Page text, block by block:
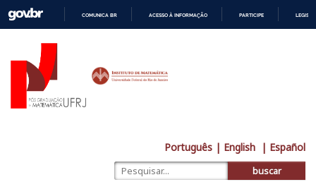
COMUNICA BR ACESSO À INFORMAÇÃO PARTICIPE
Português | English | Español
buscar